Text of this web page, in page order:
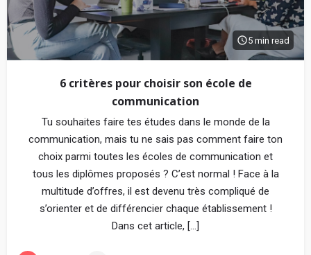
5 min read
6 critères pour choisir son école de
communication
Tu souhaites faire tes études dans le monde de la
communication, mais tu ne sais pas comment faire ton
choix parmi toutes les écoles de communication et
tous les diplômes proposés ? C’est normal ! Face à la
multitude d’offres, il est devenu très compliqué de
s’orienter et de différencier chaque établissement !
Dans cet article, […]